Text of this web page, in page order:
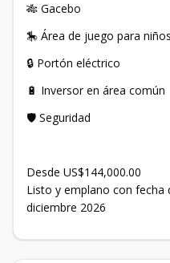
🎋 Gacebo
🎠 Área de juego para niños
🔒 Portón eléctrico
🔋 Inversor en área común
🛡️ Seguridad
Desde US$144,000.00
Listo y emplano con fecha
diciembre 2026